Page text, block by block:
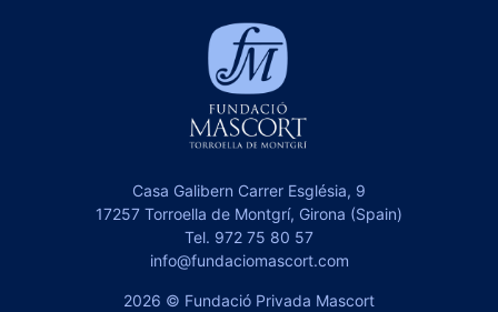
Casa Galibern Carrer Església, 9
17257 Torroella de Montgrí, Girona (Spain)
Tel. 972 75 80 57
info@fundaciomascort.com
2026 © Fundació Privada Mascort